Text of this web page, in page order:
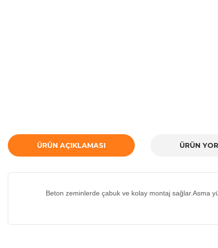
ÜRÜN AÇIKLAMASI ÜRÜN
Beton zeminlerde çabuk ve kolay montaj sağlar.Asma